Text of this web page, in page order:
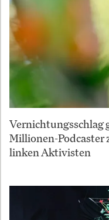
Vernichtungsschlag
Millionen-Podcaster
linken Aktivisten